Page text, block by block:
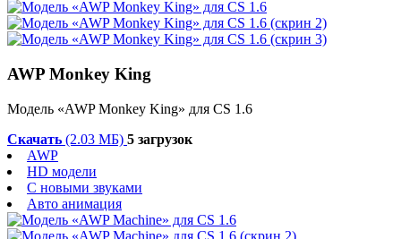
AWP Monkey King
Модель «AWP Monkey King» для CS 1.6
Скачать (2.03 МБ) 5 загрузок
AWP
HD модели
С новыми звуками
Авто анимация